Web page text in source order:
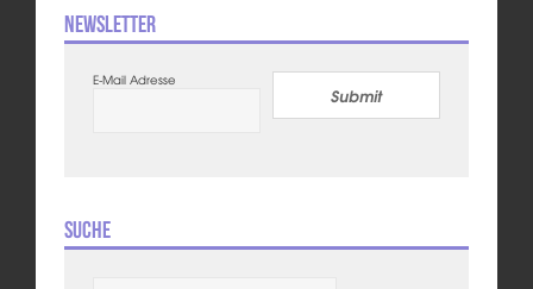
Newsletter
E-Mail Adresse
Submit
Suche